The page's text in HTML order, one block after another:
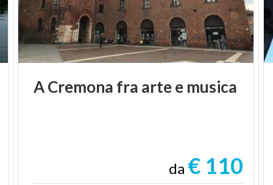
ACremona fra artee musica
da € 110